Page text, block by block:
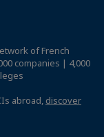
of French
companies | 4,000
abroad, discover